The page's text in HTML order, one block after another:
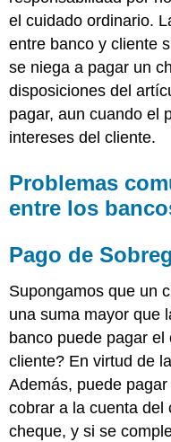
el cuidado ordinario.
entre banco y cliente
se niega a pagar un
disposiciones del
pagar, aun cuando el
intereses del cliente.
Problemas
entre los
Pago de
Supongamos que un
una suma mayor que
banco puede pagar el
cliente? En virtud de
Además, puede
cobrar a la cuenta del
cheque, y si se